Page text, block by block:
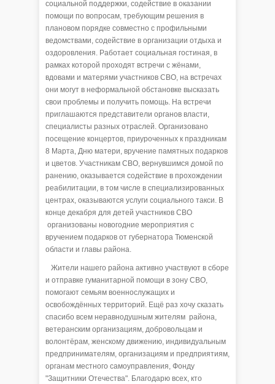
социальной поддержки, содействие в оказании
помощи по вопросам, требующим решения в
плановом порядке совместно с профильными
ведомствами, содействие в организации отдыха и
оздоровления. Работает социальная гостиная, в
рамках которой проходят встречи с жёнами,
вдовами и матерями участников СВО, на встречах
они могут в неформальной обстановке высказать
свои проблемы и получить помощь. На встречи
приглашаются представители органов власти,
специалисты разных отраслей. Организовано
посещение концертов, приуроченных к праздникам
8 Марта, Дню матери, вручение памятных подарков
и цветов. Участникам СВО, вернувшимся домой по
ранению, оказывается содействие в прохождении
реабилитации, в том числе в специализированных
центрах, оказываются услуги социального такси. В
конце декабря для детей участников СВО
организованы новогодние мероприятия с
вручением подарков от губернатора Тюменской
области и главы района.
Жители нашего района активно участвуют в сборе
и отправке гуманитарной помощи в зону СВО,
помогают семьям военнослужащих и
освобождённых территорий. Ещё раз хочу сказать
спасибо всем неравнодушным жителям района,
ветеранским организациям, добровольцам и
волонтёрам, женскому движению, индивидуальным
предпринимателям, организациям и предприятиям,
органам местного самоуправления, Фонду
"Защитники Отечества". Благодарю всех, кто